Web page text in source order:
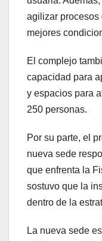
agilizar procesos
mejores
El complejo
capacidad para
y espacios para
250 personas.
Por su parte, el
nueva sede
que enfrenta la
sostuvo que la
dentro de la
La nueva sede